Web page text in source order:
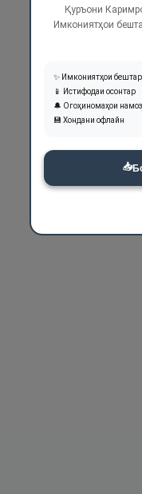
Қуръони
Имкониятҳои
✨ Имкониятҳои бештар
📱 Истифодаи осонтар
🔔 Огоҳиномаҳои намоз
💾 Хондани офлайн
📥